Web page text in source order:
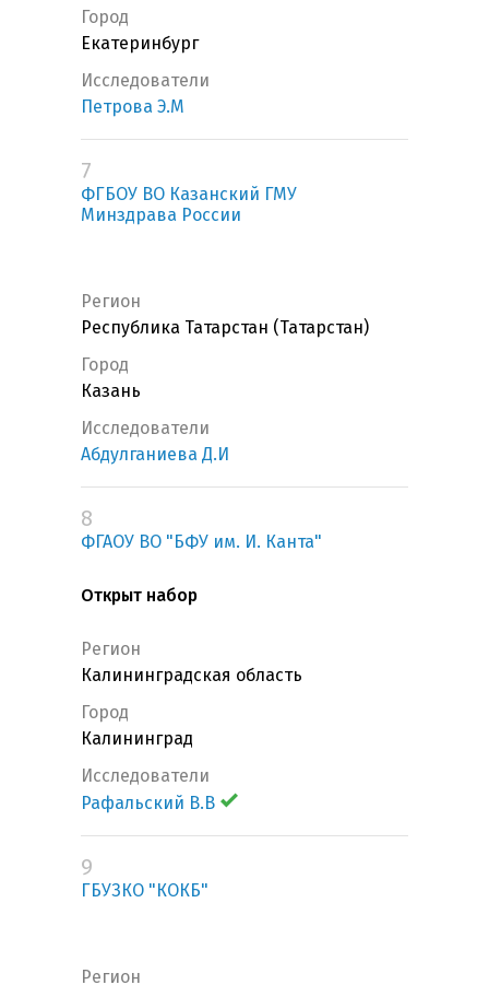
Город
Екатеринбург
Исследователи
Петрова Э.М
7
ФГБОУ ВО Казанский ГМУ
Минздрава России
Регион
Республика Татарстан (Татарстан)
Город
Казань
Исследователи
Абдулганиева Д.И
8
ФГАОУ ВО "БФУ им. И. Канта"
Открыт набор
Регион
Калининградская область
Город
Калининград
Исследователи
Рафальский В.В
9
ГБУЗКО "КОКБ"
Регион